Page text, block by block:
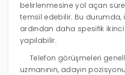
belirlenmesine yol açan
temsil edebilir. Bu durumda,
ardından daha spesifik
yapılabilir.
Telefon görüşmeleri
uzmanının, adayın